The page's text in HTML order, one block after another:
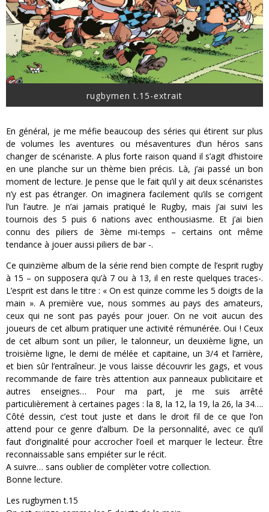
rugbymen t.15-extrait
En général, je me méfie beaucoup des séries qui étirent sur plus
de volumes les aventures ou mésaventures d’un héros sans
changer de scénariste. A plus forte raison quand il s’agit d’histoire
en une planche sur un thème bien précis. Là, j’ai passé un bon
moment de lecture. Je pense que le fait qu’il y ait deux scénaristes
n’y est pas étranger. On imaginera facilement qu’ils se corrigent
l’un l’autre. Je n’ai jamais pratiqué le Rugby, mais j’ai suivi les
tournois des 5 puis 6 nations avec enthousiasme. Et j’ai bien
connu des piliers de 3ème mi-temps – certains ont même
tendance à jouer aussi piliers de bar -.
Ce quinzième album de la série rend bien compte de l’esprit rugby
à 15 – on supposera qu’à 7 ou à 13, il en reste quelques traces-.
L’esprit est dans le titre : « On est quinze comme les 5 doigts de la
main ». A première vue, nous sommes au pays des amateurs,
ceux qui ne sont pas payés pour jouer. On ne voit aucun des
joueurs de cet album pratiquer une activité rémunérée. Oui ! Ceux
de cet album sont un pilier, le talonneur, un deuxième ligne, un
troisième ligne, le demi de mélée et capitaine, un 3/4 et l’arrière,
et bien sûr l’entraîneur. Je vous laisse découvrir les gags, et vous
recommande de faire très attention aux panneaux publicitaire et
autres enseignes… Pour ma part, je me suis arrêté
particulièrement à certaines pages : la 8, la 12, la 19, la 26, la 34….
Côté dessin, c’est tout juste et dans le droit fil de ce que l’on
attend pour ce genre d’album. De la personnalité, avec ce qu’il
faut d’originalité pour accrocher l’oeil et marquer le lecteur. Être
reconnaissable sans empiéter sur le récit.
A suivre… sans oublier de complèter votre collection.
Bonne lecture.
Les rugbymen t.15